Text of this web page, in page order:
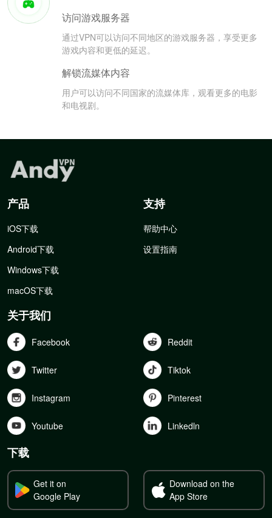
访问游戏服务器
通过VPN可以访问不同地区的游戏服务器，享受更多
游戏内容和更低的延迟。
解锁流媒体内容
用户可以访问不同国家的流媒体库，观看更多的电影
和电视剧。
产品
iOS下载
Android下载
Windows下载
macOS下载
支持
帮助中心
设置指南
关于我们
Facebook Reddit
Twitter Tiktok
Instagram Pinterest
Youtube Linkedln
下载
Get it on
Google Play
Download on the
App Store